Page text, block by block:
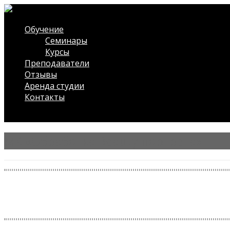
Обучение
Семинары
Курсы
Преподаватели
Отзывы
Аренда студии
Контакты